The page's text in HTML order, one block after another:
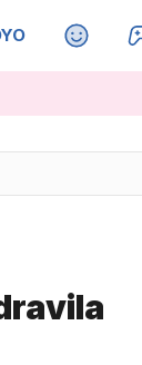
MAGAZIN